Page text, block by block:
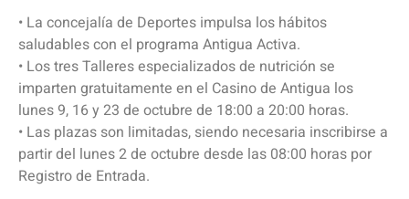
• La concejalía de Deportes impulsa los hábitos
saludables con el programa Antigua Activa.
• Los tres Talleres especializados de nutrición se
imparten gratuitamente en el Casino de Antigua los
lunes 9, 16 y 23 de octubre de 18:00 a 20:00 horas.
• Las plazas son limitadas, siendo necesaria inscribirse a
partir del lunes 2 de octubre desde las 08:00 horas por
Registro de Entrada.